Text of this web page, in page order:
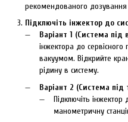
рекомендованого
Підключіть інжектор до
Варіант 1 (Система під
інжектора до сервісного
вакуумом. Відкрийте
рідину в систему.
Варіант 2 (Система під
Підключіть інжектор
манометричну